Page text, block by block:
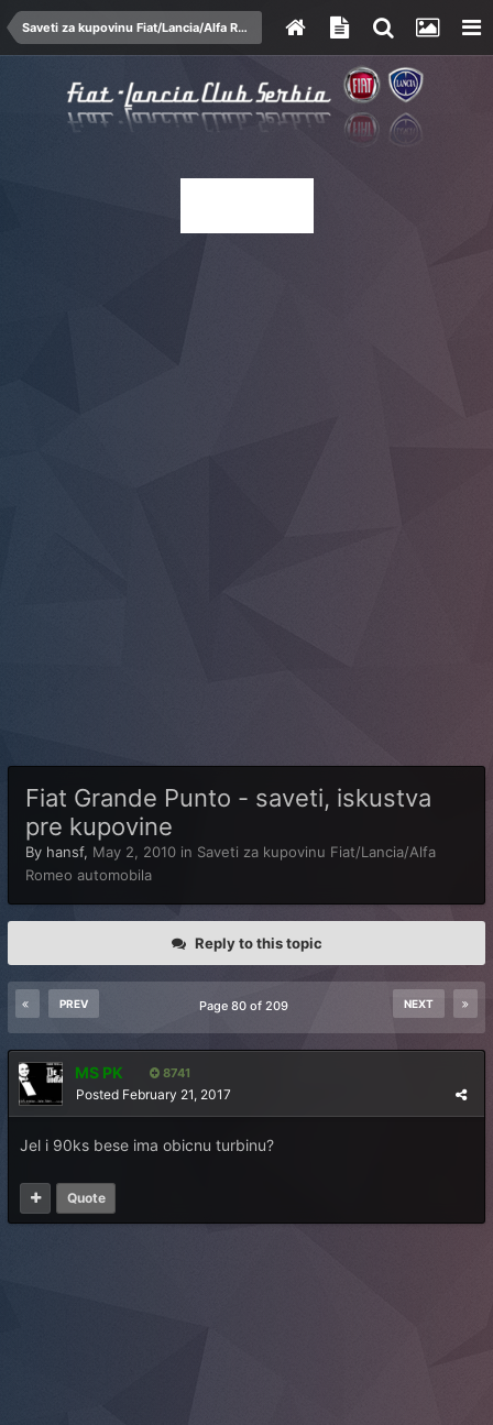
Saveti za kupovinu Fiat/Lancia/Alfa Romeo automobila
Fiat Grande Punto - saveti, iskustva
pre kupovine
By hansf, May 2, 2010 in Saveti za kupovinu Fiat/Lancia/Alfa
Romeo automobila
Reply to this topic
PREV NEXT
Page 80 of 209
MS PK 8741
Posted February 21, 2017
Jel i 90ks bese ima obicnu turbinu?
Quote